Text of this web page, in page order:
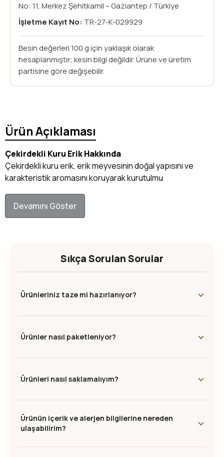
No: 11, Merkez Şehitkamil – Gaziantep / Türkiye
İşletme Kayıt No: TR-27-K-029929
Besin değerleri 100 g için yaklaşık olarak
hesaplanmıştır; kesin bilgi değildir. Ürüne ve üretim
partisine göre değişebilir.
Ürün Açıklaması
Çekirdekli Kuru Erik Hakkında
Çekirdekli kuru erik, erik meyvesinin doğal yapısını ve
karakteristik aromasını koruyarak kurutulmu
Devamını Göster
Sıkça Sorulan Sorular
Ürünleriniz taze mi hazırlanıyor?
Ürünler nasıl paketleniyor?
Ürünleri nasıl saklamalıyım?
Ürünün içerik ve alerjen bilgilerine nereden
ulaşabilirim?